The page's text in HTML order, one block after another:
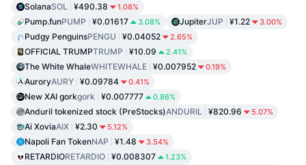
SolanaSOL ¥490.38 1.08%
Pump.funPUMP ¥0.01617 3.08% JupiterJUP ¥1.22 3.00%
Pudgy PenguinsPENGU ¥0.04052 2.65%
OFFICIAL TRUMPTRUMP ¥10.09 2.41%
The White WhaleWHITEWHALE ¥0.007952 0.19%
AuroryAURY ¥0.09784 0.41%
New XAI gorkgork ¥0.007777 0.86%
Anduril tokenized stock (PreStocks)ANDURIL ¥820.96 5.07%
Ai XoviaAIX ¥2.30 5.12%
Napoli Fan TokenNAP ¥1.48 3.54%
RETARDIORETARDIO ¥0.008307 1.23%